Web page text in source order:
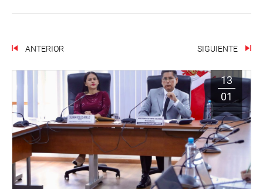
ANTERIOR SIGUIENTE
13
01